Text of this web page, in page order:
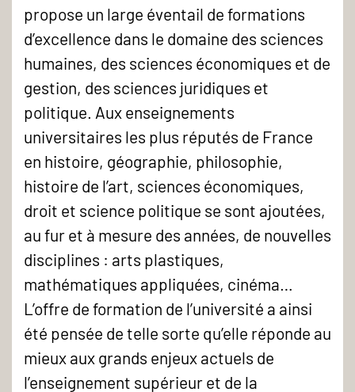
propose un large éventail de formations
d’excellence dans le domaine des sciences
humaines, des sciences économiques et de
gestion, des sciences juridiques et
politique. Aux enseignements
universitaires les plus réputés de France
en histoire, géographie, philosophie,
histoire de l’art, sciences économiques,
droit et science politique se sont ajoutées,
au fur et à mesure des années, de nouvelles
disciplines : arts plastiques,
mathématiques appliquées, cinéma…
L’offre de formation de l’université a ainsi
été pensée de telle sorte qu’elle réponde au
mieux aux grands enjeux actuels de
l’enseignement supérieur et de la